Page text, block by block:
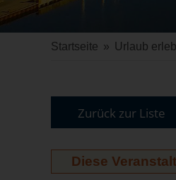
Startseite » Urlaub
Zurück zur Liste
Diese